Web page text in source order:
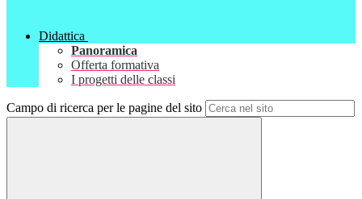
Didattica
Panoramica
Offerta formativa
I progetti delle classi
Campo di ricerca per le pagine del sito